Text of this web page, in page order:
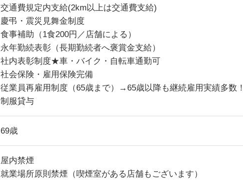
交通費規定内支給(2km以上は交通費支給)
慶弔・震災見舞金制度
食事補助（1食200円／店舗による）
永年勤続表彰（長期勤続者へ褒賞金支給）
社内表彰制度★車・バイク・自転車通勤可
社会保険・雇用保険完備
従業員再雇用制度（65歳まで）→65歳以降も継続雇用実績多数
制服貸与
69歳
屋内禁煙
就業場所原則禁煙（喫煙室がある店舗もございます）